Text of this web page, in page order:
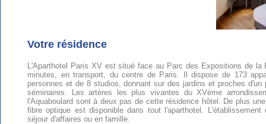
Votre résidence
L'Aparthotel Paris XV est situé face au Parc des Expositions de la
minutes, en transport, du centre de Paris. Il dispose de 173
personnes et de 8 studios, donnant sur des jardins et proches
séminaires. Les artères les plus vivantes du XVème
l'Aquaboulard sont à deux pas de cette résidence hôtel. De plus
fibre optique est disponible dans tout l'aparthotel. L'établissement
séjour d'affaires ou en famille.